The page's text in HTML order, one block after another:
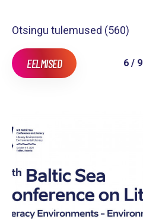
Otsingu tulemused (560)
EELMISED 6 / 9